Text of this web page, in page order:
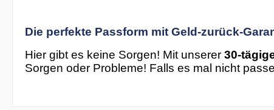
Die perfekte Passform mit Geld-zurück-
Hier gibt es keine Sorgen! Mit unserer 30-
Sorgen oder Probleme! Falls es mal nicht